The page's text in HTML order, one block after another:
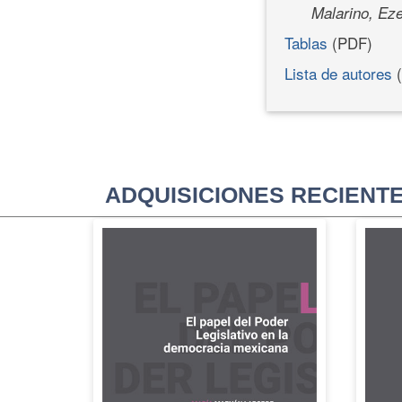
Malarino,
Tablas (PDF)
Lista de autores
ADQUISICIONES